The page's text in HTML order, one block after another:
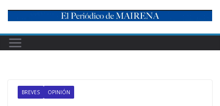
content
BREVES OPINIÓN